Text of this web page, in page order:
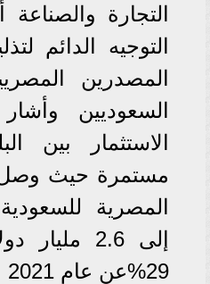
التجارة
التوجيه الدائم
المصدرين
السعوديين
الاستثمار بين
مستمرة حيث
إلى 2.6
29%عن عام 2021